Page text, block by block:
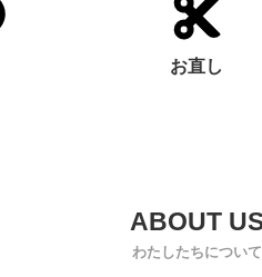
お直し
わたしたちについて